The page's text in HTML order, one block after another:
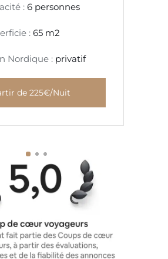
: 6 personnes
: 65 m2
Nordique : privatif
de 225€/Nuit